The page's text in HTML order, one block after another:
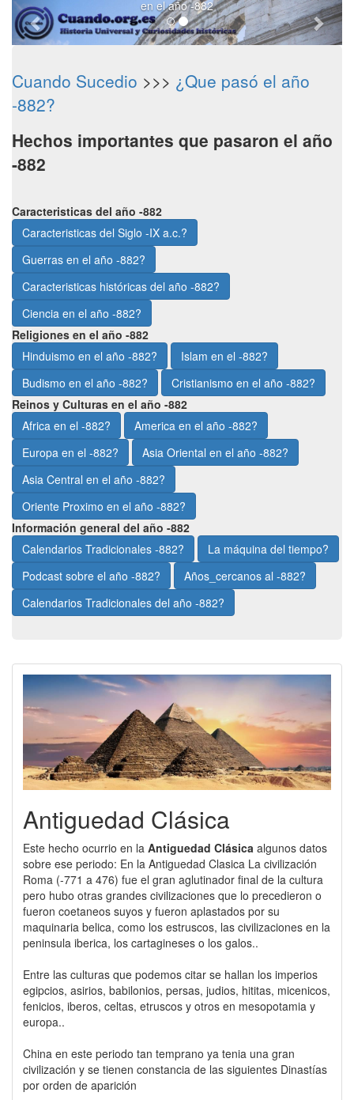
en el año -882
Cuando Sucedio >>> ¿Que pasó el año
-882?
Hechos importantes que pasaron el año
-882
Caracteristicas del año -882
Caracteristicas del Siglo -IX a.c.?
Guerras en el año -882?
Caracteristicas históricas del año -882?
Ciencia en el año -882?
Religiones en el año -882
Hinduismo en el año -882?
Islam en el -882?
Budismo en el año -882?
Cristianismo en el año -882?
Reinos y Culturas en el año -882
Africa en el -882?
America en el año -882?
Europa en el -882?
Asia Oriental en el año -882?
Asia Central en el año -882?
Oriente Proximo en el año -882?
Información general del año -882
Calendarios Tradicionales -882?
La máquina del tiempo?
Podcast sobre el año -882?
Años_cercanos al -882?
Calendarios Tradicionales del año -882?
Antiguedad Clásica
Este hecho ocurrio en la Antiguedad Clásica algunos datos
sobre ese periodo: En la Antiguedad Clasica La civilización
Roma (-771 a 476) fue el gran aglutinador final de la cultura
pero hubo otras grandes civilizaciones que lo precedieron o
fueron coetaneos suyos y fueron aplastados por su
maquinaria belica, como los estruscos, las civilizaciones en la
peninsula iberica, los cartagineses o los galos..
Entre las culturas que podemos citar se hallan los imperios
egipcios, asirios, babilonios, persas, judios, hititas, micenicos,
fenicios, iberos, celtas, etruscos y otros en mesopotamia y
europa..
China en este periodo tan temprano ya tenia una gran
civilización y se tienen constancia de las siguientes Dinastías
por orden de aparición